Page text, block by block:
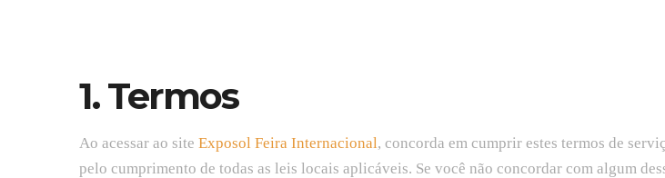
1. Termos
Ao acessar ao site Exposol Feira Internacional, concorda em cumprir estes termos de
pelo cumprimento de todas as leis locais aplicáveis. Se você não concordar com algum